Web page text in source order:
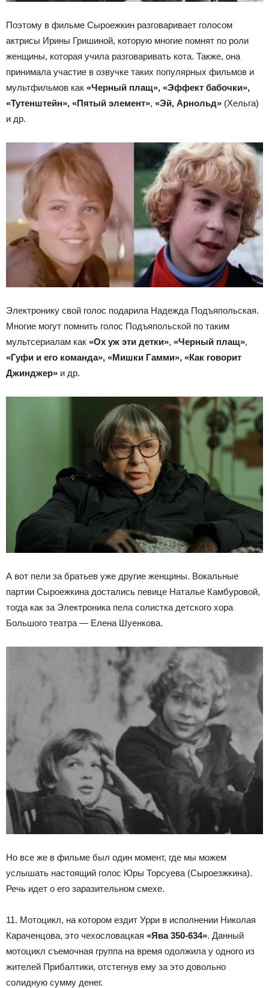
Поэтому в фильме Сыроежкин разговаривает голосом
актрисы Ирины Гришиной, которую многие помнят по роли
женщины, которая учила разговаривать кота. Также, она
принимала участие в озвучке таких популярных фильмов и
мультфильмов как «Черный плащ», «Эффект бабочки»,
«Тутенштейн», «Пятый элемент», «Эй, Арнольд» (Хельга)
и др.
Электронику свой голос подарила Надежда Подъяпольская.
Многие могут помнить голос Подъяпольской по таким
мультсериалам как «Ох уж эти детки», «Черный плащ»,
«Гуфи и его команда», «Мишки Гамми», «Как говорит
Джинджер» и др.
А вот пели за братьев уже другие женщины. Вокальные
партии Сыроежкина достались певице Наталье Камбуровой,
тогда как за Электроника пела солистка детского хора
Большого театра — Елена Шуенкова.
Но все же в фильме был один момент, где мы можем
услышать настоящий голос Юры Торсуева (Сыроезжкина).
Речь идет о его заразительном смехе.
11. Мотоцикл, на котором ездит Урри в исполнении Николая
Караченцова, это чехословацкая «Ява 350-634». Данный
мотоцикл съемочная группа на время одолжила у одного из
жителей Прибалтики, отстегнув ему за это довольно
солидную сумму денег.